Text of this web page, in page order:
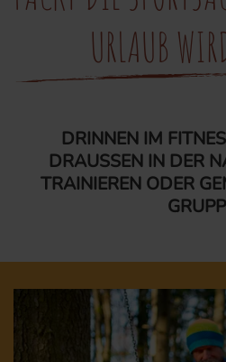
URLAUB
DRINNEN IM
DRAUSSEN IN DER
RAINIEREN ODER
RUPPE